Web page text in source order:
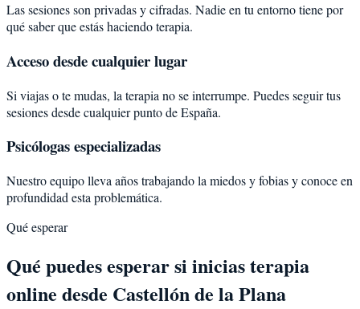
Las sesiones son privadas y cifradas. Nadie en tu entorno tiene por
qué saber que estás haciendo terapia.
Acceso desde cualquier lugar
Si viajas o te mudas, la terapia no se interrumpe. Puedes seguir tus
sesiones desde cualquier punto de España.
Psicólogas especializadas
Nuestro equipo lleva años trabajando la miedos y fobias y conoce en
profundidad esta problemática.
Qué esperar
Qué puedes esperar si inicias terapia
online desde Castellón de la Plana